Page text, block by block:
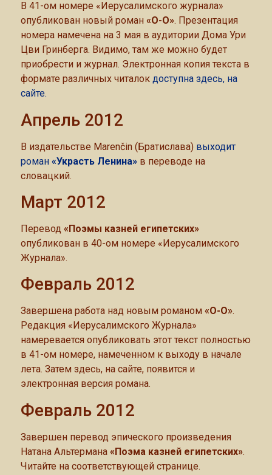
В 41-ом номере «Иерусалимского журнала»
опубликован новый роман «О-О». Презентация
номера намечена на 3 мая в аудитории Дома Ури
Цви Гринберга. Видимо, там же можно будет
приобрести и журнал. Электронная копия текста в
формате различных читалок доступна здесь, на
сайте.
Апрель 2012
В издательстве Marenčin (Братислава) выходит
роман «Украсть Ленина» в переводе на
словацкий.
Март 2012
Перевод «Поэмы казней египетских»
опубликован в 40-ом номере «Иерусалимского
Журнала».
Февраль 2012
Завершена работа над новым романом «О-О».
Редакция «Иерусалимского Журнала»
намеревается опубликовать этот текст полностью
в 41-ом номере, намеченном к выходу в начале
лета. Затем здесь, на сайте, появится и
электронная версия романа.
Февраль 2012
Завершен перевод эпического произведения
Натана Альтермана «Поэма казней египетских».
Читайте на соответствующей странице.